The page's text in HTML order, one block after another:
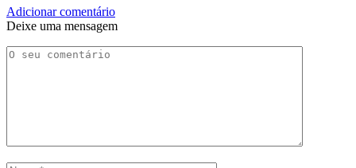
Adicionar comentário
Deixe uma mensagem